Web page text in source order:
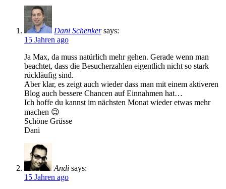
Dani Schenker says:
15 Jahren ago
Ja Max, da muss natürlich mehr gehen. Gerade wenn man
beachtet, dass die Besucherzahlen eigentlich nicht so stark
rückläufig sind.
Aber klar, es zeigt auch wieder dass man mit einem aktiveren
Blog auch bessere Chancen auf Einnahmen hat…
Ich hoffe du kannst im nächsten Monat wieder etwas mehr
machen 😉
Schöne Grüsse
Dani
Andi says:
15 Jahren ago